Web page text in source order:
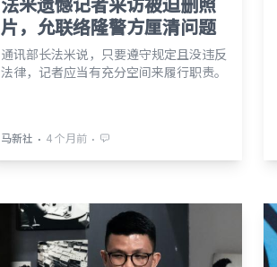
片，允联络隆警方厘清问题
通讯部长法米说，只要遵守规定且没违反
法律，记者应当有充分空间来履行职责。
马新社 ⋅ 4 个月前 ⋅